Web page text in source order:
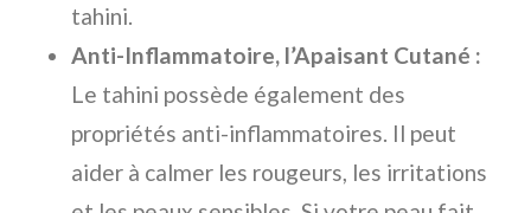
tahini.
Anti-Inflammatoire, l’Apaisant Cutané :
Le tahini possède également des
propriétés anti-inflammatoires. Il peut
aider à calmer les rougeurs, les irritations